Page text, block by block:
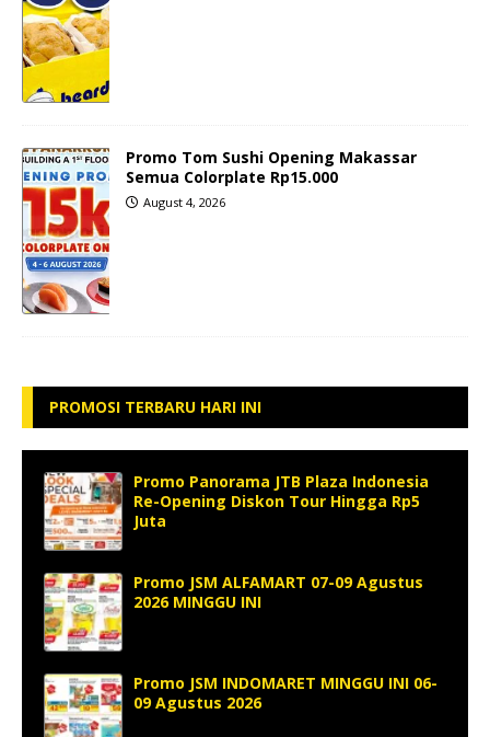
Promo Tom Sushi Opening Makassar
Semua Colorplate Rp15.000
August 4, 2026
PROMOSI TERBARU HARI INI
Promo Panorama JTB Plaza Indonesia
Re-Opening Diskon Tour Hingga Rp5
Juta
Promo JSM ALFAMART 07-09 Agustus
2026 MINGGU INI
Promo JSM INDOMARET MINGGU INI 06-
09 Agustus 2026